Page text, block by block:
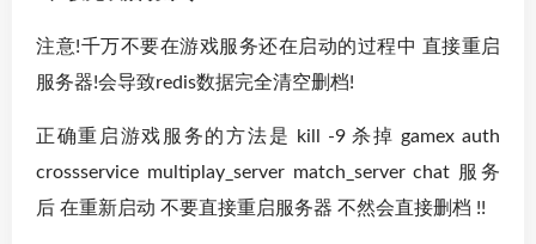
注意!千万不要在游戏服务还在启动的过程中 直接重启
服务器!会导致redis数据完全清空删档!
正确重启游戏服务的方法是 kill -9 杀掉 gamex auth
crossservice multiplay_server match_server chat 服务
后 在重新启动 不要直接重启服务器 不然会直接删档 !!